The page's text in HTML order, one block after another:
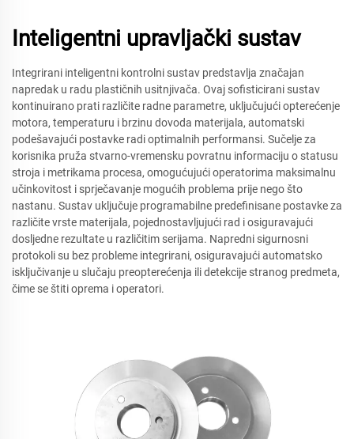
Inteligentni upravljački sustav
Integrirani inteligentni kontrolni sustav predstavlja značajan
napredak u radu plastičnih usitnjivača. Ovaj sofisticirani sustav
kontinuirano prati različite radne parametre, uključujući opterećenje
motora, temperaturu i brzinu dovoda materijala, automatski
podešavajući postavke radi optimalnih performansi. Sučelje za
korisnika pruža stvarno-vremensku povratnu informaciju o statusu
stroja i metrikama procesa, omogućujući operatorima maksimalnu
učinkovitost i sprječavanje mogućih problema prije nego što
nastanu. Sustav uključuje programabilne predefinisane postavke za
različite vrste materijala, pojednostavljujući rad i osiguravajući
dosljedne rezultate u različitim serijama. Napredni sigurnosni
protokoli su bez probleme integrirani, osiguravajući automatsko
isključivanje u slučaju preopterećenja ili detekcije stranog predmeta,
čime se štiti oprema i operatori.